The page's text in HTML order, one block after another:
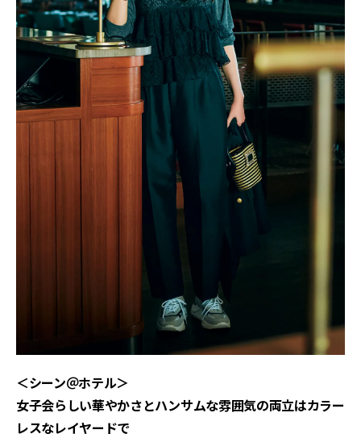
＜シーン＠ホテル＞
女子会らしい華やかさとハンサムな雰囲気の両立はカラー
レスなレイヤードで